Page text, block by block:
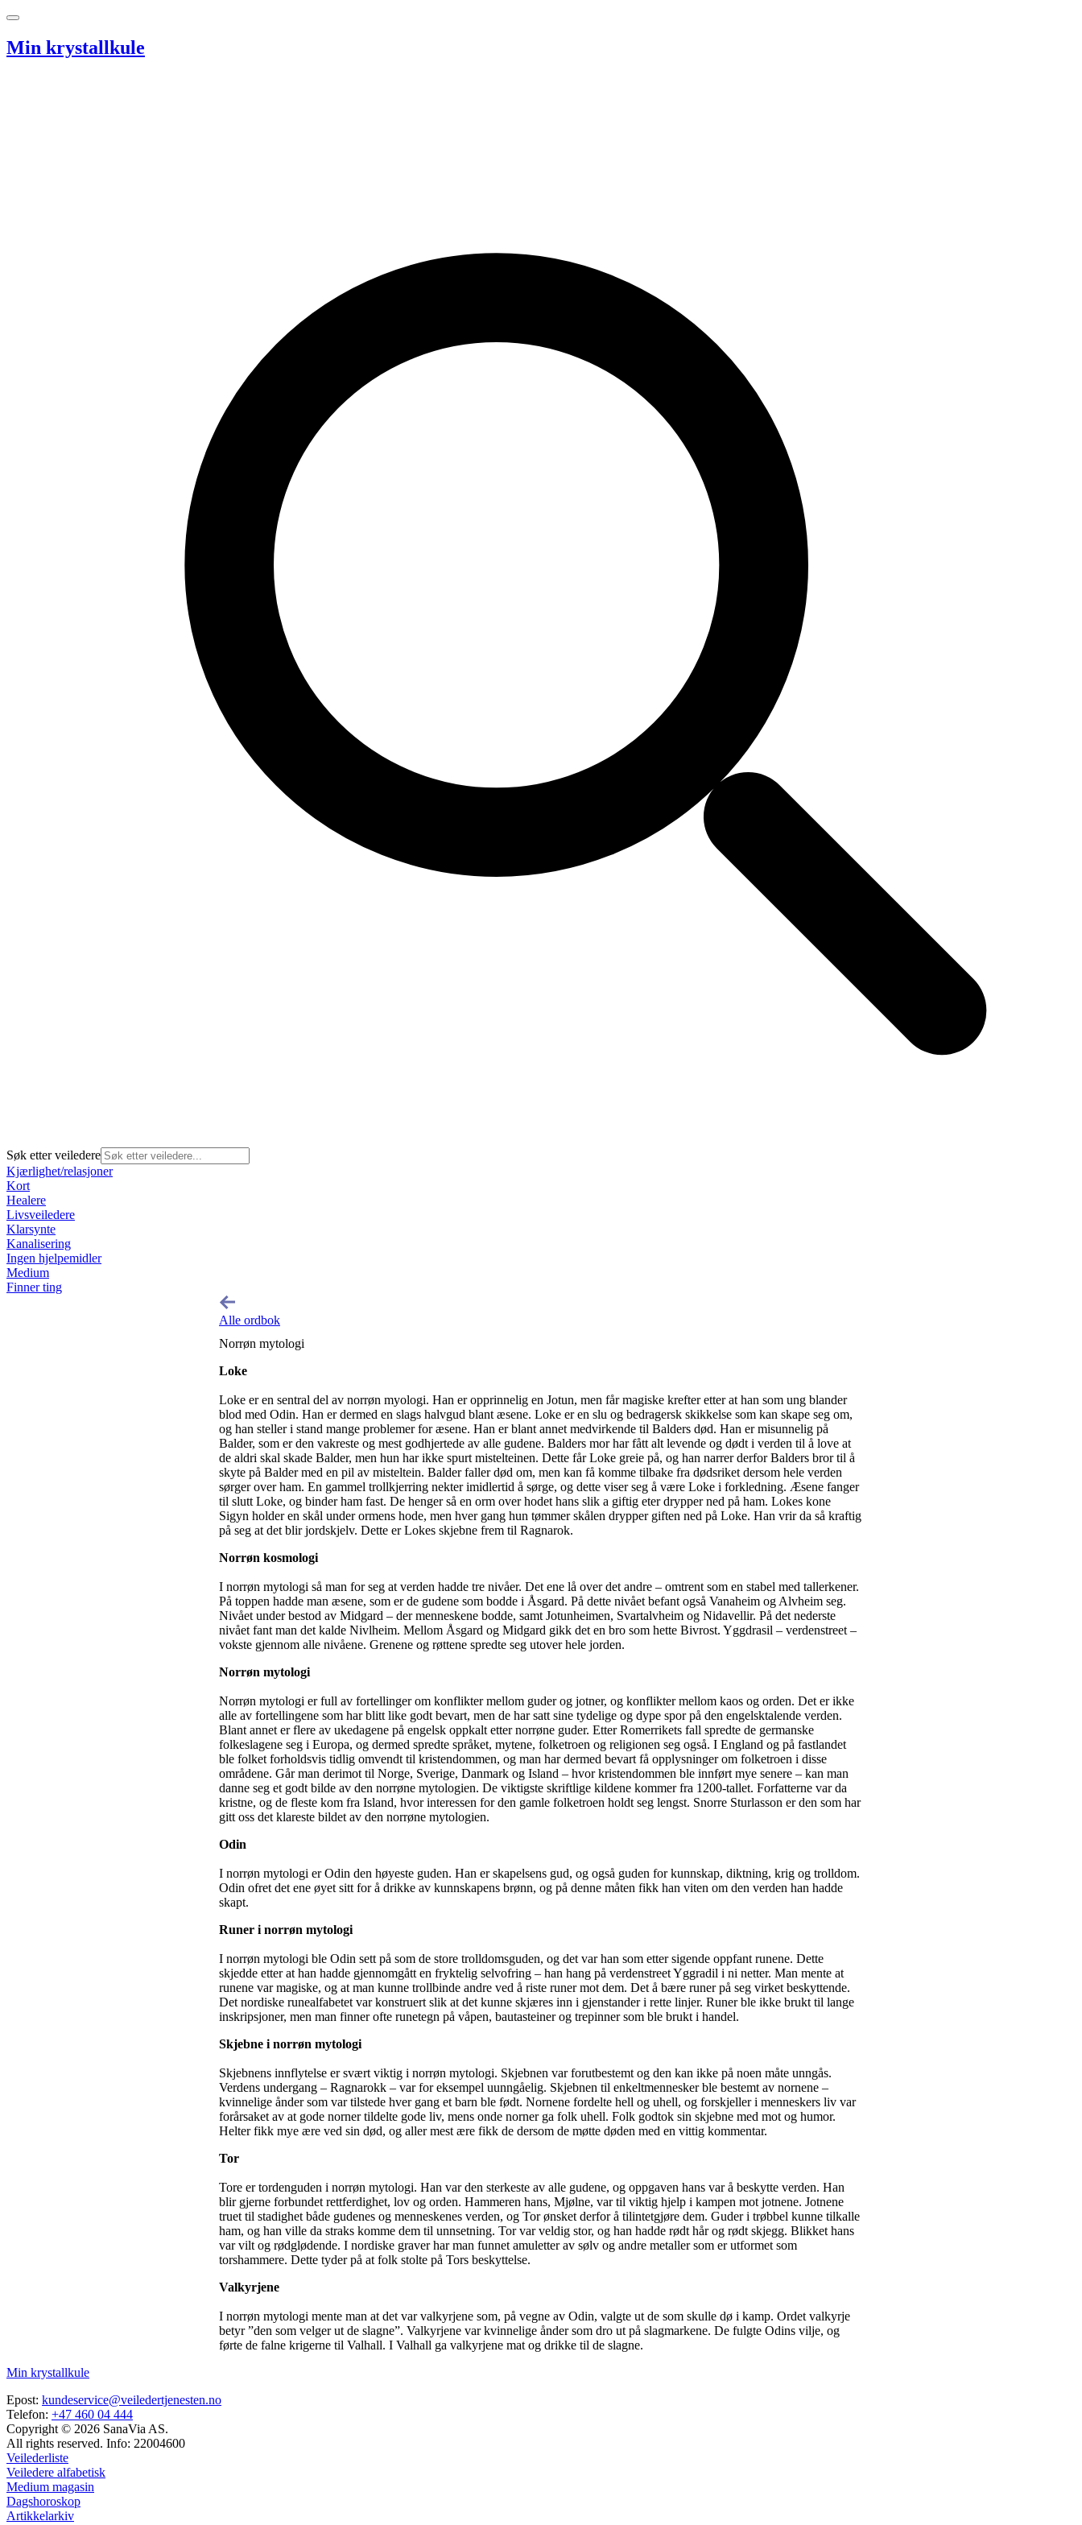
Hopp til innhold
Min krystallkule
Søk etter veiledere
Kjærlighet/relasjoner
Kort
Healere
Livsveiledere
Klarsynte
Kanalisering
Ingen hjelpemidler
Medium
Finner ting
Alle ordbok
Norrøn mytologi
Loke
Loke er en sentral del av norrøn myologi. Han er opprinnelig en Jotun, men får magiske krefter etter at han som ung blander
blod med Odin. Han er dermed en slags halvgud blant æsene. Loke er en slu og bedragersk skikkelse som kan skape seg om,
og han steller i stand mange problemer for æsene. Han er blant annet medvirkende til Balders død. Han er misunnelig på
Balder, som er den vakreste og mest godhjertede av alle gudene. Balders mor har fått alt levende og dødt i verden til å love at
de aldri skal skade Balder, men hun har ikke spurt mistelteinen. Dette får Loke greie på, og han narrer derfor Balders bror til å
skyte på Balder med en pil av misteltein. Balder faller død om, men kan få komme tilbake fra dødsriket dersom hele verden
sørger over ham. En gammel trollkjerring nekter imidlertid å sørge, og dette viser seg å være Loke i forkledning. Æsene fanger
til slutt Loke, og binder ham fast. De henger så en orm over hodet hans slik a giftig eter drypper ned på ham. Lokes kone
Sigyn holder en skål under ormens hode, men hver gang hun tømmer skålen drypper giften ned på Loke. Han vrir da så kraftig
på seg at det blir jordskjelv. Dette er Lokes skjebne frem til Ragnarok.
Norrøn kosmologi
I norrøn mytologi så man for seg at verden hadde tre nivåer. Det ene lå over det andre – omtrent som en stabel med tallerkener.
På toppen hadde man æsene, som er de gudene som bodde i Åsgard. På dette nivået befant også Vanaheim og Alvheim seg.
Nivået under bestod av Midgard – der menneskene bodde, samt Jotunheimen, Svartalvheim og Nidavellir. På det nederste
nivået fant man det kalde Nivlheim. Mellom Åsgard og Midgard gikk det en bro som hette Bivrost. Yggdrasil – verdenstreet –
vokste gjennom alle nivåene. Grenene og røttene spredte seg utover hele jorden.
Norrøn mytologi
Norrøn mytologi er full av fortellinger om konflikter mellom guder og jotner, og konflikter mellom kaos og orden. Det er ikke
alle av fortellingene som har blitt like godt bevart, men de har satt sine tydelige og dype spor på den engelsktalende verden.
Blant annet er flere av ukedagene på engelsk oppkalt etter norrøne guder. Etter Romerrikets fall spredte de germanske
folkeslagene seg i Europa, og dermed spredte språket, mytene, folketroen og religionen seg også. I England og på fastlandet
ble folket forholdsvis tidlig omvendt til kristendommen, og man har dermed bevart få opplysninger om folketroen i disse
områdene. Går man derimot til Norge, Sverige, Danmark og Island – hvor kristendommen ble innført mye senere – kan man
danne seg et godt bilde av den norrøne mytologien. De viktigste skriftlige kildene kommer fra 1200-tallet. Forfatterne var da
kristne, og de fleste kom fra Island, hvor interessen for den gamle folketroen holdt seg lengst. Snorre Sturlasson er den som har
gitt oss det klareste bildet av den norrøne mytologien.
Odin
I norrøn mytologi er Odin den høyeste guden. Han er skapelsens gud, og også guden for kunnskap, diktning, krig og trolldom.
Odin ofret det ene øyet sitt for å drikke av kunnskapens brønn, og på denne måten fikk han viten om den verden han hadde
skapt.
Runer i norrøn mytologi
I norrøn mytologi ble Odin sett på som de store trolldomsguden, og det var han som etter sigende oppfant runene. Dette
skjedde etter at han hadde gjennomgått en fryktelig selvofring – han hang på verdenstreet Yggradil i ni netter. Man mente at
runene var magiske, og at man kunne trollbinde andre ved å riste runer mot dem. Det å bære runer på seg virket beskyttende.
Det nordiske runealfabetet var konstruert slik at det kunne skjæres inn i gjenstander i rette linjer. Runer ble ikke brukt til lange
inskripsjoner, men man finner ofte runetegn på våpen, bautasteiner og trepinner som ble brukt i handel.
Skjebne i norrøn mytologi
Skjebnens innflytelse er svært viktig i norrøn mytologi. Skjebnen var forutbestemt og den kan ikke på noen måte unngås.
Verdens undergang – Ragnarokk – var for eksempel uunngåelig. Skjebnen til enkeltmennesker ble bestemt av nornene –
kvinnelige ånder som var tilstede hver gang et barn ble født. Nornene fordelte hell og uhell, og forskjeller i menneskers liv var
forårsaket av at gode norner tildelte gode liv, mens onde norner ga folk uhell. Folk godtok sin skjebne med mot og humor.
Helter fikk mye ære ved sin død, og aller mest ære fikk de dersom de møtte døden med en vittig kommentar.
Tor
Tore er tordenguden i norrøn mytologi. Han var den sterkeste av alle gudene, og oppgaven hans var å beskytte verden. Han
blir gjerne forbundet rettferdighet, lov og orden. Hammeren hans, Mjølne, var til viktig hjelp i kampen mot jotnene. Jotnene
truet til stadighet både gudenes og menneskenes verden, og Tor ønsket derfor å tilintetgjøre dem. Guder i trøbbel kunne tilkalle
ham, og han ville da straks komme dem til unnsetning. Tor var veldig stor, og han hadde rødt hår og rødt skjegg. Blikket hans
var vilt og rødglødende. I nordiske graver har man funnet amuletter av sølv og andre metaller som er utformet som
torshammere. Dette tyder på at folk stolte på Tors beskyttelse.
Valkyrjene
I norrøn mytologi mente man at det var valkyrjene som, på vegne av Odin, valgte ut de som skulle dø i kamp. Ordet valkyrje
betyr ”den som velger ut de slagne”. Valkyrjene var kvinnelige ånder som dro ut på slagmarkene. De fulgte Odins vilje, og
førte de falne krigerne til Valhall. I Valhall ga valkyrjene mat og drikke til de slagne.
Min krystallkule
Epost: kundeservice@veiledertjenesten.no
Telefon: +47 460 04 444
Copyright © 2026 SanaVia AS.
All rights reserved. Info: 22004600
Veilederliste
Veiledere alfabetisk
Medium magasin
Dagshoroskop
Artikkelarkiv